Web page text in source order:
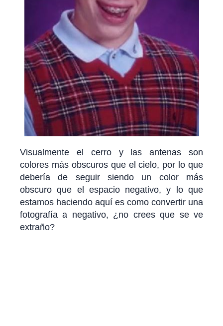
Visualmente el cerro y las antenas son
colores más obscuros que el cielo, por lo que
debería de seguir siendo un color más
obscuro que el espacio negativo, y lo que
estamos haciendo aquí es como convertir una
fotografía a negativo, ¿no crees que se ve
extraño?